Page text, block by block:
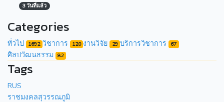
3 วันที่แล้ว
Categories
ทั่วไป 1692 วิชาการ 120 งานวิจัย 29 บริการวิชาการ 67
ศิลปวัฒนธรรม 82
Tags
RUS
ราชมงคลสุวรรณภูมิ